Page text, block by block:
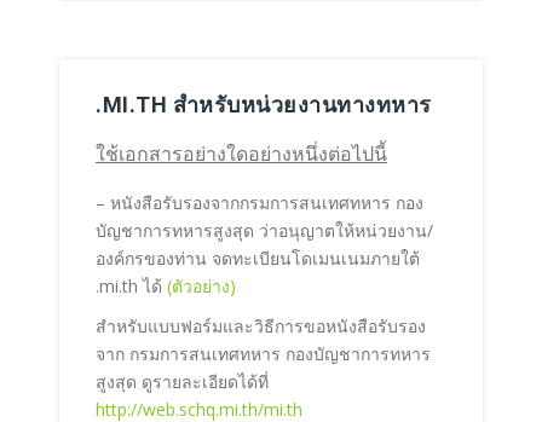
.MI.TH สำหรับหน่วยงานทางทหาร
ใช้เอกสารอย่างใดอย่างหนึ่งต่อไปนี้
– หนังสือรับรองจากกรมการสนเทศทหาร กอง
บัญชาการทหารสูงสุด ว่าอนุญาตให้หน่วยงาน/
องค์กรของท่าน จดทะเบียนโดเมนเนมภายใต้
.mi.th ได้ (ตัวอย่าง)
สำหรับแบบฟอร์มและวิธีการขอหนังสือรับรอง
จาก กรมการสนเทศทหาร กองบัญชาการทหาร
สูงสุด ดูรายละเอียดได้ที่
http://web.schq.mi.th/mi.th